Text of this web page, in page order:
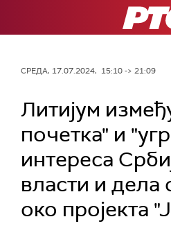
РТС
СРЕДА, 17.07.2024, 15:10 -> 21:09
Литијум
почетка" и
интереса
власти и дела
око пројекта